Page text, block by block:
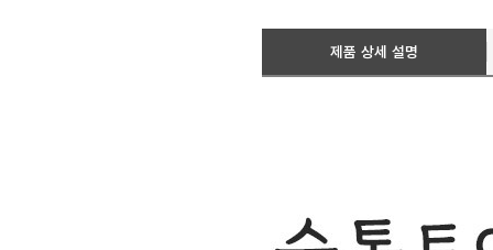
제품 상세 설명